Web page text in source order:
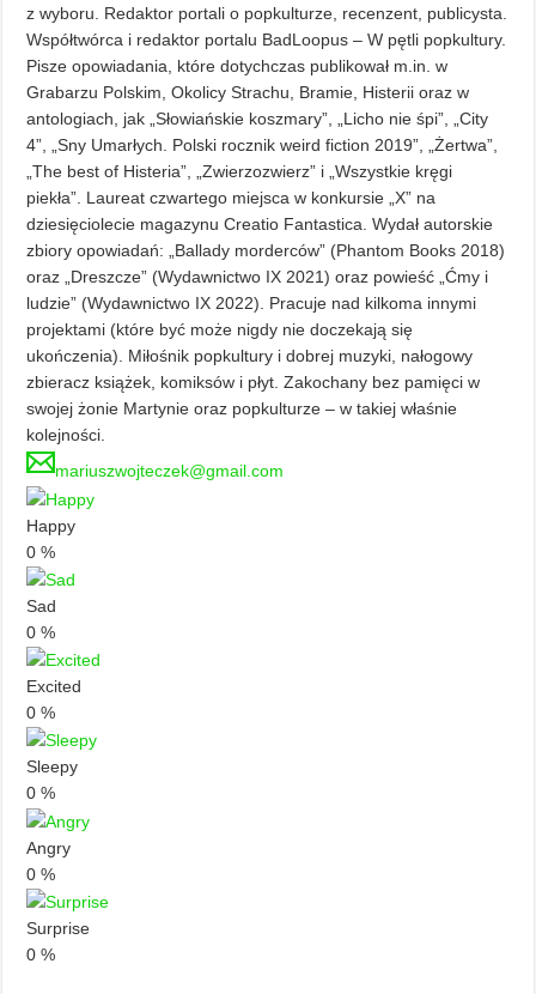
z wyboru. Redaktor portali o popkulturze, recenzent, publicysta.
Współtwórca i redaktor portalu BadLoopus – W pętli popkultury.
Pisze opowiadania, które dotychczas publikował m.in. w
Grabarzu Polskim, Okolicy Strachu, Bramie, Histerii oraz w
antologiach, jak „Słowiańskie koszmary”, „Licho nie śpi”, „City
4”, „Sny Umarłych. Polski rocznik weird fiction 2019”, „Żertwa”,
„The best of Histeria”, „Zwierzozwierz” i „Wszystkie kręgi
piekła”. Laureat czwartego miejsca w konkursie „X” na
dziesięciolecie magazynu Creatio Fantastica. Wydał autorskie
zbiory opowiadań: „Ballady morderców” (Phantom Books 2018)
oraz „Dreszcze” (Wydawnictwo IX 2021) oraz powieść „Ćmy i
ludzie” (Wydawnictwo IX 2022). Pracuje nad kilkoma innymi
projektami (które być może nigdy nie doczekają się
ukończenia). Miłośnik popkultury i dobrej muzyki, nałogowy
zbieracz książek, komiksów i płyt. Zakochany bez pamięci w
swojej żonie Martynie oraz popkulturze – w takiej właśnie
kolejności.
mariuszwojteczek@gmail.com
Happy
0 %
Sad
0 %
Excited
0 %
Sleepy
0 %
Angry
0 %
Surprise
0 %